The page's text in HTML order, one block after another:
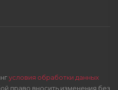
условия обработки данных
право вносить изменения без